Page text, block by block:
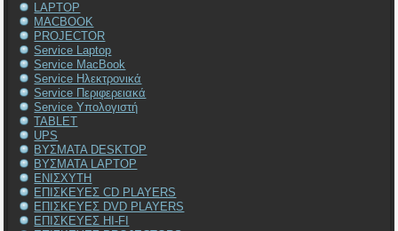
LAPTOP
MACBOOK
PROJECTOR
Service Laptop
Service MacBook
Service Ηλεκτρονικά
Service Περιφερειακά
Service Υπολογιστή
TABLET
UPS
ΒΥΣΜΑΤΑ DESKTOP
ΒΥΣΜΑΤΑ LAPTOP
ΕΝΙΣΧΥΤΗ
ΕΠΙΣΚΕΥΕΣ CD PLAYERS
ΕΠΙΣΚΕΥΕΣ DVD PLAYERS
ΕΠΙΣΚΕΥΕΣ HI-FI